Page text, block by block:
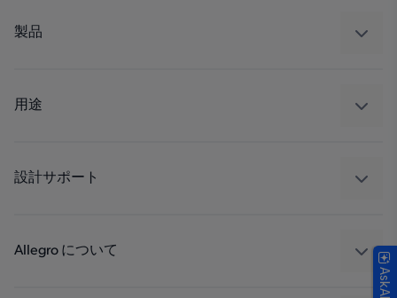
製品
レギュレート
用途
工業
設計サポート
パッケージング
Allegro について